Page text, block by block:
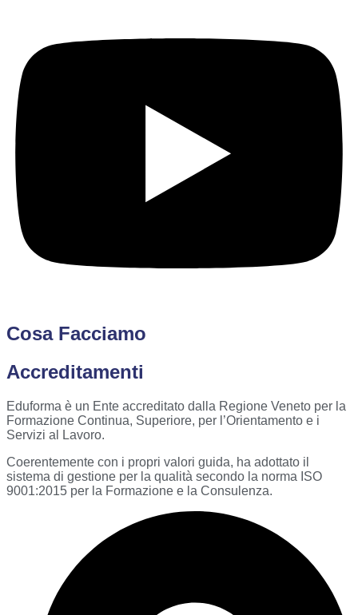
Cosa Facciamo
Accreditamenti
Eduforma è un Ente accreditato dalla Regione Veneto per la
Formazione Continua, Superiore, per l’Orientamento e i
Servizi al Lavoro.
Coerentemente con i propri valori guida, ha adottato il
sistema di gestione per la qualità secondo la norma ISO
9001:2015 per la Formazione e la Consulenza.